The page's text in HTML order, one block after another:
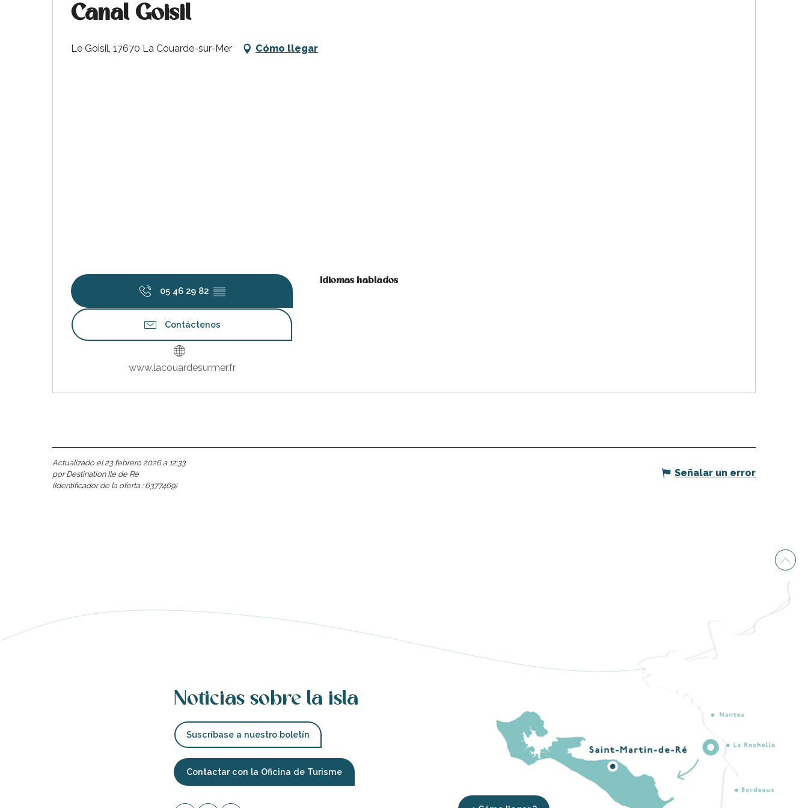
Canal Goisil
Le Goisil, 17670 La Couarde-sur-Mer Cómo llegar
05 46 29 82▒▒
Contáctenos
www.lacouardesurmer.fr
Idiomas hablados
Idiomas hablados
Actualizado el 23 febrero 2026 a 12:33
por Destination Ile de Ré
(Identificador de la oferta : 6377469)
Señalar un error
Noticias sobre la isla
Suscríbase a nuestro boletín
Contactar con la Oficina de Turisme